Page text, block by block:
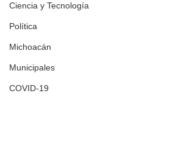
Ciencia y Tecnología
Política
Michoacán
Municipales
COVID-19